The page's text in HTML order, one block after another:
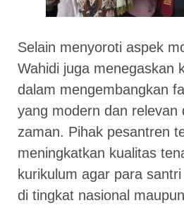
Selain menyoroti aspek
Wahidi juga menegaskan
dalam mengembangkan
yang modern dan relevan
zaman. Pihak pesantren
meningkatkan kualitas
kurikulum agar para
di tingkat nasional